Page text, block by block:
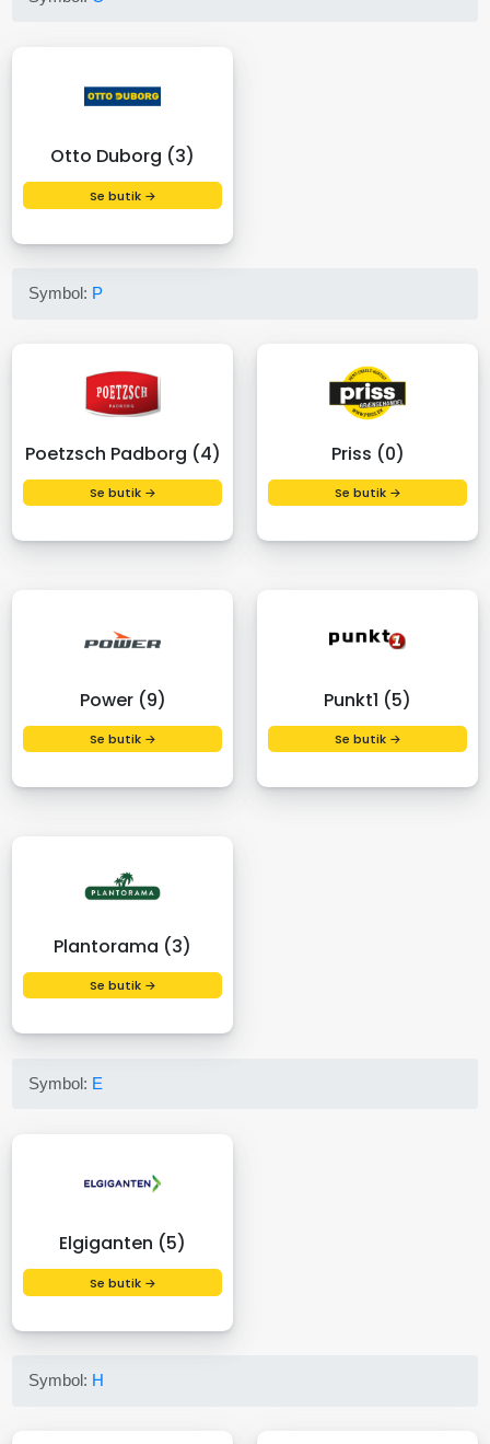
Otto Duborg (3)
Se butik →
Symbol: P
Poetzsch Padborg (4)
Se butik →
Priss (0)
Se butik →
Power (9)
Se butik →
Punkt1 (5)
Se butik →
Plantorama (3)
Se butik →
Symbol: E
Elgiganten (5)
Se butik →
Symbol: H